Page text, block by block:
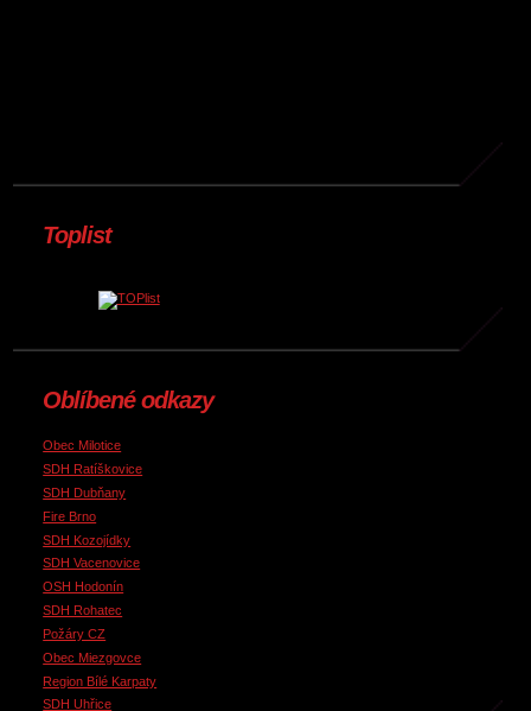
Toplist
Oblíbené odkazy
Obec Milotice
SDH Ratíškovice
SDH Dubňany
Fire Brno
SDH Kozojídky
SDH Vacenovice
OSH Hodonín
SDH Rohatec
Požáry CZ
Obec Miezgovce
Region Bílé Karpaty
SDH Uhřice